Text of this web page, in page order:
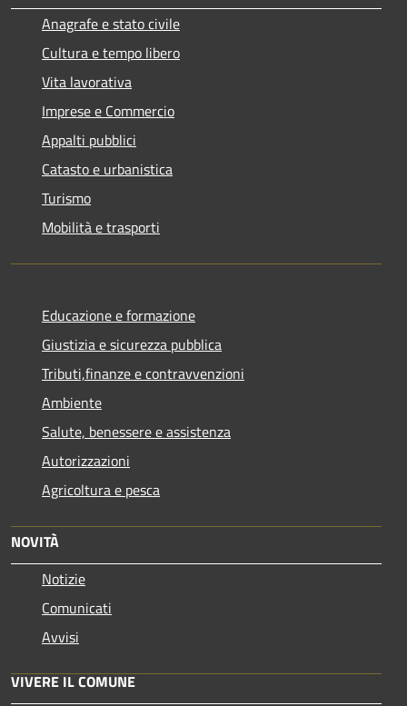
Anagrafe e stato civile
Cultura e tempo libero
Vita lavorativa
Imprese e Commercio
Appalti pubblici
Catasto e urbanistica
Turismo
Mobilità e trasporti
Educazione e formazione
Giustizia e sicurezza pubblica
Tributi,finanze e contravvenzioni
Ambiente
Salute, benessere e assistenza
Autorizzazioni
Agricoltura e pesca
NOVITÀ
Notizie
Comunicati
Avvisi
VIVERE IL COMUNE